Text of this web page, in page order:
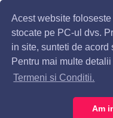
Acest website
stocate pe PC-ul dvs.
in site, sunteti de
Pentru mai multe
Termeni si Conditii.
Am